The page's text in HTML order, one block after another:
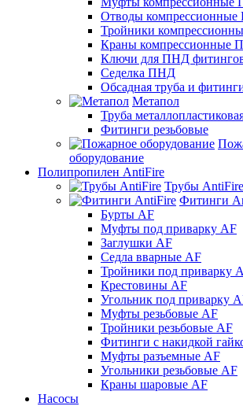
Отводы
Тройники
Краны компрессионные
Ключи для ПНД
Седелка ПНД
Обсадная труба и
Метапол
Труба
Фитинги резьбовые
оборудование
Полипропилен AntiFire
Трубы AntiFire
Фитинги
Бурты AF
Муфты под приварку AF
Заглушки AF
Седла вварные AF
Тройники под приварку
Крестовины AF
Угольник под приварку
Муфты резьбовые AF
Тройники резьбовые AF
Фитинги с накидкой
Муфты разъемные AF
Угольники резьбовые AF
Краны шаровые AF
Насосы